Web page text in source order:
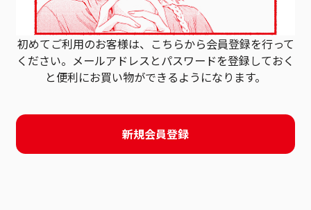
初めてご利用のお客様は、こちらから会員登録を行って
ください。 メールアドレスとパスワードを登録しておく
と便利にお買い物ができるようになります。
新規会員登録